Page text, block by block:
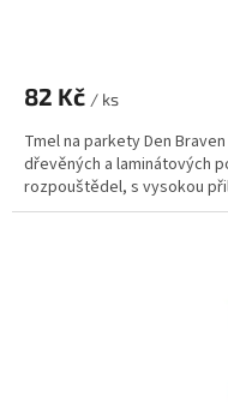
82 Kč / ks
Tmel na parkety Den
dřevěných a laminátových
rozpouštědel, s vysokou